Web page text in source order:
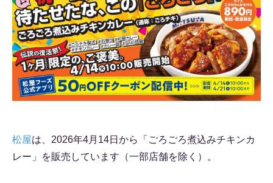
松屋は、2026年4月14日から「ごろごろ煮込みチキンカ
レー」を販売しています（一部店舗を除く）。